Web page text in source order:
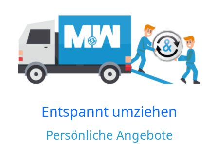
Entspannt umziehen
Persönliche Angebote